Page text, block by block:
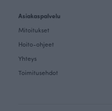
Asiakaspalvelu
Mitoitukset
Hoito-ohjeet
Yhteys
Toimitusehdot